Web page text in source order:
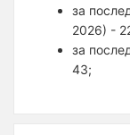
за
2026) -
за
43;